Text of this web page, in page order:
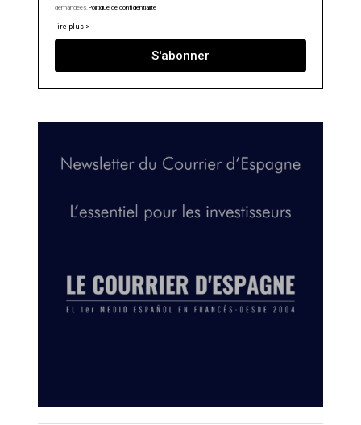
demandées.Politique de confidentialité
lire plus >
S'abonner